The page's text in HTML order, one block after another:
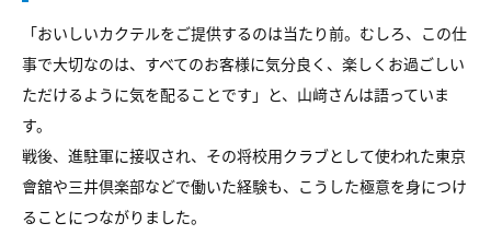
「おいしいカクテルをご提供するのは当たり前。むしろ、この仕
事で大切なのは、すべてのお客様に気分良く、楽しくお過ごしい
ただけるように気を配ることです」と、山﨑さんは語っていま
す。
戦後、進駐軍に接収され、その将校用クラブとして使われた東京
會舘や三井倶楽部などで働いた経験も、こうした極意を身につけ
ることにつながりました。